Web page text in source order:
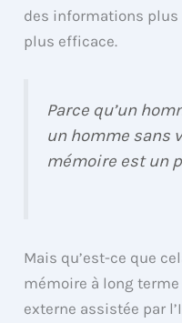
des informations
plus efficace.
Parce qu’un
un homme sans
mémoire est un
Mais qu’est-ce que
mémoire à long
externe assistée par